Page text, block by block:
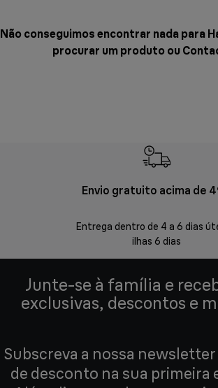
Não conseguimos encontrar nada para
procurar um produto ou
Envio gratuito acima de
Entrega dentro de 4 a 6 dias
ilhas 6 dias
Junte-se à família e
exclusivas, descontos e
Subscreva a nossa newsletter
de desconto na sua primeira